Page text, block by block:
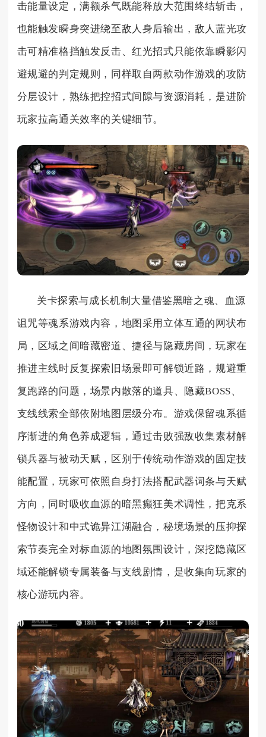
击能量设定，满额杀气既能释放大范围终结斩击，
也能触发瞬身突进绕至敌人身后输出，敌人蓝光攻
击可精准格挡触发反击、红光招式只能依靠瞬影闪
避规避的判定规则，同样取自两款动作游戏的攻防
分层设计，熟练把控招式间隙与资源消耗，是进阶
玩家拉高通关效率的关键细节。
关卡探索与成长机制大量借鉴黑暗之魂、血源
诅咒等魂系游戏内容，地图采用立体互通的网状布
局，区域之间暗藏密道、捷径与隐藏房间，玩家在
推进主线时反复探索旧场景即可解锁近路，规避重
复跑路的问题，场景内散落的道具、隐藏BOSS、
支线线索全部依附地图层级分布。游戏保留魂系循
序渐进的角色养成逻辑，通过击败强敌收集素材解
锁兵器与被动天赋，区别于传统动作游戏的固定技
能配置，玩家可依照自身打法搭配武器词条与天赋
方向，同时吸收血源的暗黑癫狂美术调性，把克系
怪物设计和中式诡异江湖融合，秘境场景的压抑探
索节奏完全对标血源的地图氛围设计，深挖隐藏区
域还能解锁专属装备与支线剧情，是收集向玩家的
核心游玩内容。